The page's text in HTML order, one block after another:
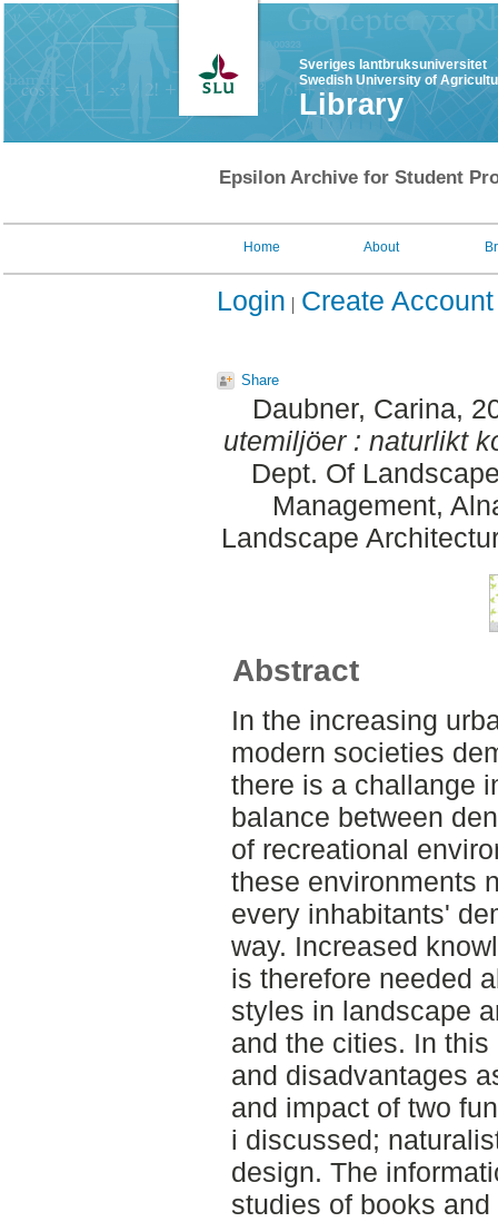
Sveriges lantbruksuniversitet
Swedish University of
Library
Epsilon Archive for Student
Home About
Login Create Account
Share
Daubner, Carina,
utemiljöer : naturlikt
Dept. Of
Management,
Landscape
Abstract
In the increasing
modern societies
there is a challange
balance between
of recreational
these environments
every inhabitants'
way. Increased
is therefore needed
styles in landscape
and the cities. In
and disadvantages
and impact of two
i discussed;
design. The
studies of books